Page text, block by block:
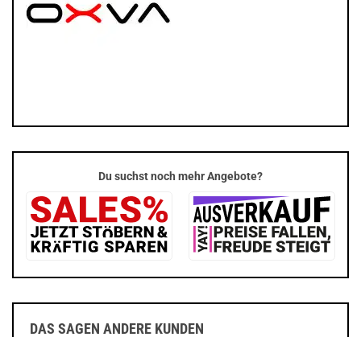
Du suchst noch mehr Angebote?
DAS SAGEN ANDERE KUNDEN